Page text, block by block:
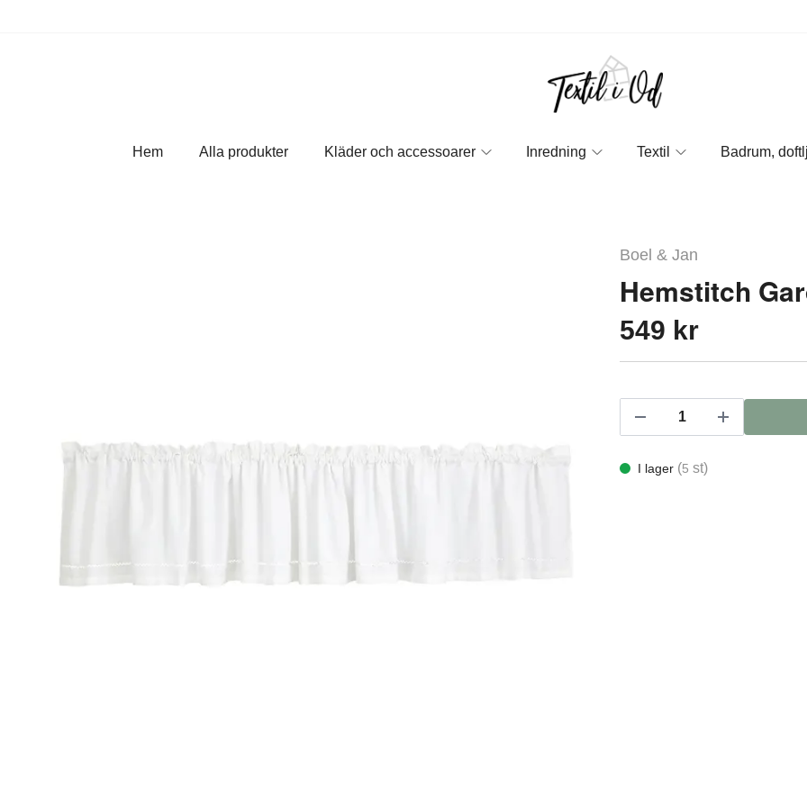
Hem Alla produkter Kläder och accessoarer Inredning Textil Badrum,
Boel & Jan
Hemstitch
549 kr
I lager (5 st)